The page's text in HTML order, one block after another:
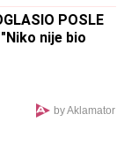
POSLE
nije bio
by Aklamator